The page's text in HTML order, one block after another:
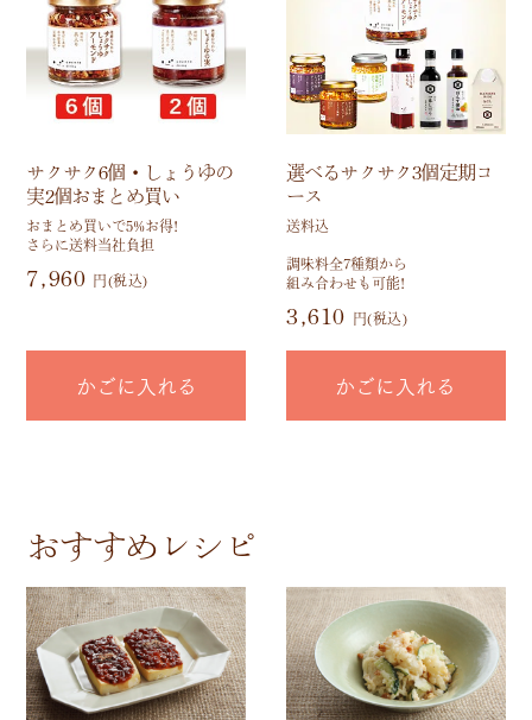
サクサク6個・しょうゆの
実2個おまとめ買い
おまとめ買いで5%お得!
さらに送料当社負担
7,960 円(税込)
かごに入れる
選べるサクサク3個定期コ
ース
送料込
調味料全7種類から
組み合わせも可能!
3,610 円(税込)
かごに入れる
おすすめレシピ